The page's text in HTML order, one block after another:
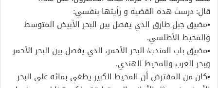
قال: درست هذه القضية و رأيتها بنفسي:
▪مضيق جبل طارق الذي يفصل بين البحر الأبيض المتوسط
والمحيط الأطلسي.
▪مضيق باب المندب/ البحر الأحمر، الذي يفصل بين البحر الأحمر
وبحر العرب والمحيط الهندي.
▪كان من المفترض أن المحيط الكبير يطغى بمائه على البحر